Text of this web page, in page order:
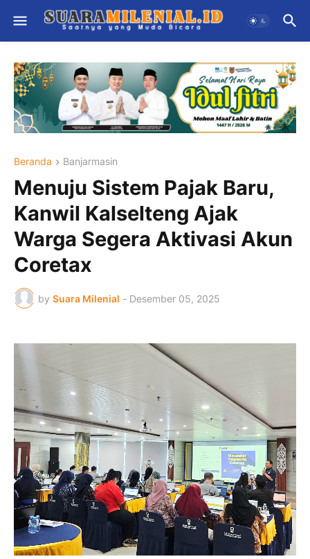
Beranda Banjarmasin
Menuju Sistem Pajak Baru,
Kanwil Kalselteng Ajak
Warga Segera Aktivasi Akun
Coretax
by Suara Milenial - Desember 05, 2025